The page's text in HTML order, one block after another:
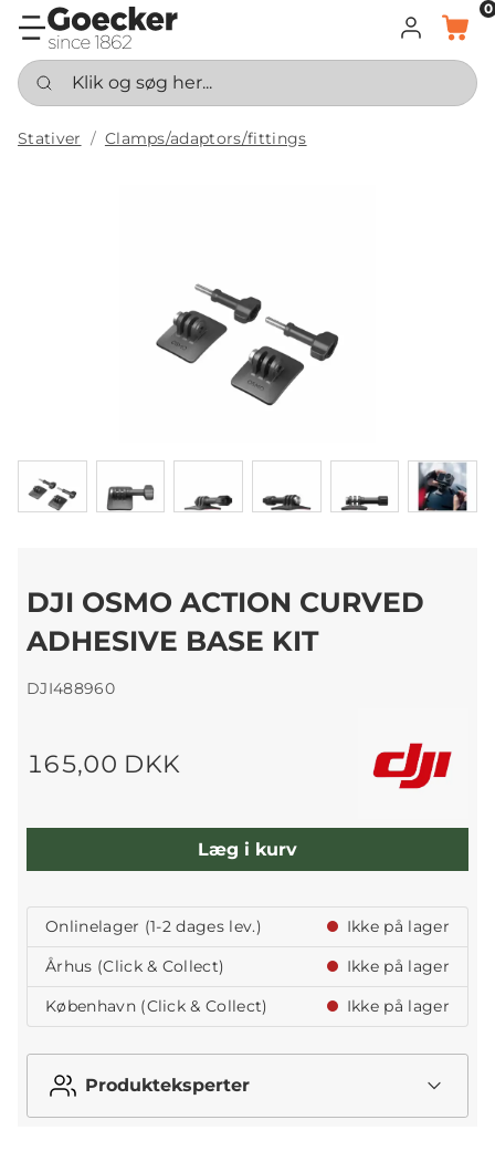
LOG INDKURV
0
Klik og søg her...
Stativer Clamps/adaptors/fittings
DJI OSMO ACTION CURVED
ADHESIVE BASE KIT
DJI488960
165,00 DKK
Læg i kurv
Onlinelager (1-2 dages lev.)
Ikke på lager
Århus (Click & Collect)
Ikke på lager
København (Click & Collect)
Ikke på lager
Produkteksperter